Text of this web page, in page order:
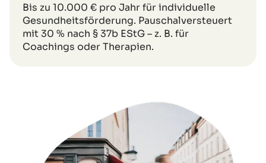
Bis zu 10.000 € pro Jahr für individuelle
Gesundheitsförderung. Pauschalversteuert
mit 30 % nach § 37b EStG – z. B. für
Coachings oder Therapien.